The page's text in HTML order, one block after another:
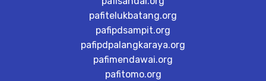
pafitelukbatang.org
pafipdsampit.org
pafipdpalangkaraya.org
pafimendawai.org
pafitomo.org